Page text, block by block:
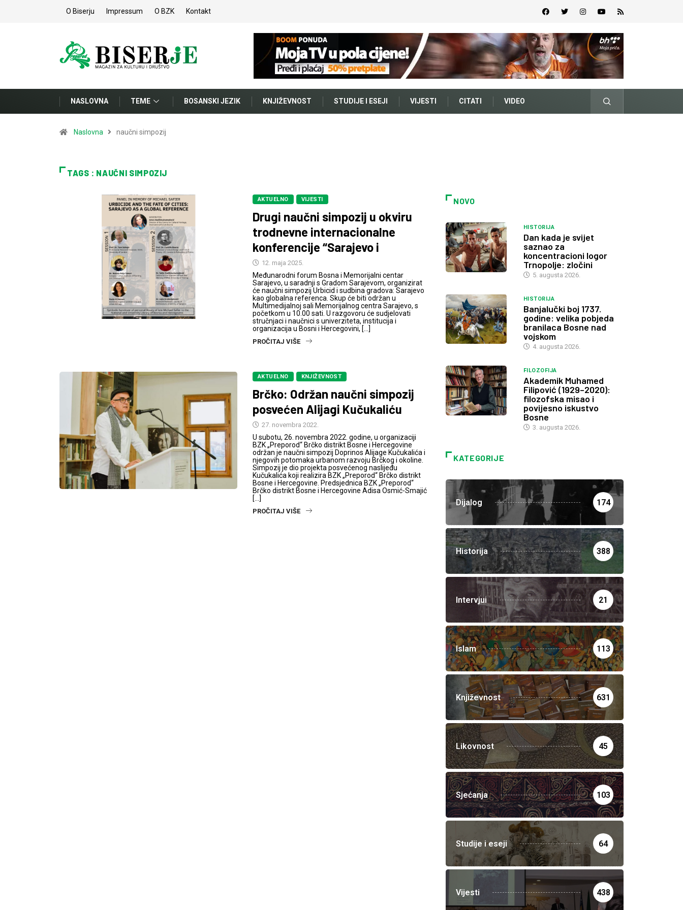
O Biserju Impressum O BZK Kontakt
NASLOVNA TEME BOSANSKI JEZIK KNJIŽEVNOST STUDIJE I ESEJI VIJESTI CITATI VIDEO
Naslovna naučni simpozij
TAGS : NAUČNI SIMPOZIJ
AKTUELNO VIJESTI
Drugi naučni simpozij u okviru
trodnevne internacionalne
konferencije “Sarajevo i
12. maja 2025.
Međunarodni forum Bosna i Memorijalni centar
Sarajevo, u saradnji s Gradom Sarajevom, organizirat
će naučni simpozij Urbicid i sudbina gradova: Sarajevo
kao globalna referenca. Skup će biti održan u
Multimedijalnoj sali Memorijalnog centra Sarajevo, s
početkom u 10.00 sati. U razgovoru će sudjelovati
stručnjaci i naučnici s univerziteta, institucija i
organizacija u Bosni i Hercegovini, […]
PROČITAJ VIŠE
AKTUELNO KNJIŽEVNOST
Brčko: Održan naučni simpozij
posvećen Alijagi Kučukaliću
27. novembra 2022.
U subotu, 26. novembra 2022. godine, u organizaciji
BZK „Preporod“ Brčko distrikt Bosne i Hercegovine
održan je naučni simpozij Doprinos Alijage Kučukalića i
njegovih potomaka urbanom razvoju Brčkog i okoline.
Simpozij je dio projekta posvećenog naslijeđu
Kučukalića koji realizira BZK „Preporod“ Brčko distrikt
Bosne i Hercegovine. Predsjednica BZK „Preporod“
Brčko distrikt Bosne i Hercegovine Adisa Osmić-Smajić
[…]
PROČITAJ VIŠE
NOVO
HISTORIJA
Dan kada je svijet
saznao za
koncentracioni logor
Trnopolje: zločini
5. augusta 2026.
HISTORIJA
Banjalučki boj 1737.
godine: velika pobjeda
branilaca Bosne nad
vojskom
4. augusta 2026.
FILOZOFIJA
Akademik Muhamed
Filipović (1929–2020):
filozofska misao i
povijesno iskustvo
Bosne
3. augusta 2026.
KATEGORIJE
Dijalog 174
Historija 388
Intervjui 21
Islam 113
Književnost 631
Likovnost 45
Sjećanja 103
Studije i eseji 64
Vijesti 438